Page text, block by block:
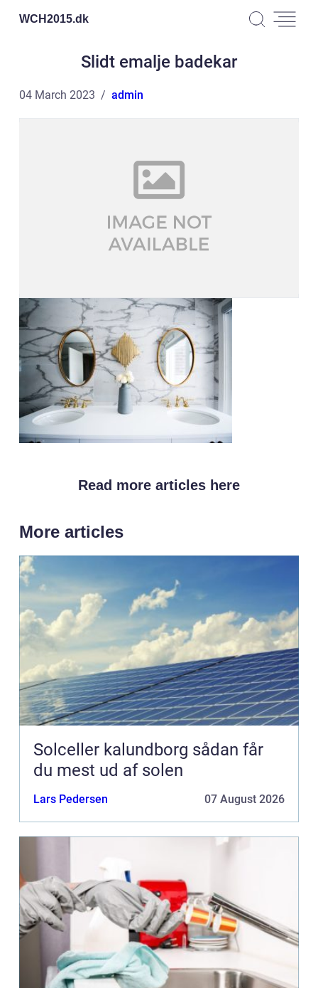
WCH2015.dk
Slidt emalje badekar
04 March 2023 admin
Read more articles here
More articles
Solceller kalundborg sådan får
du mest ud af solen
Lars Pedersen 07 August 2026